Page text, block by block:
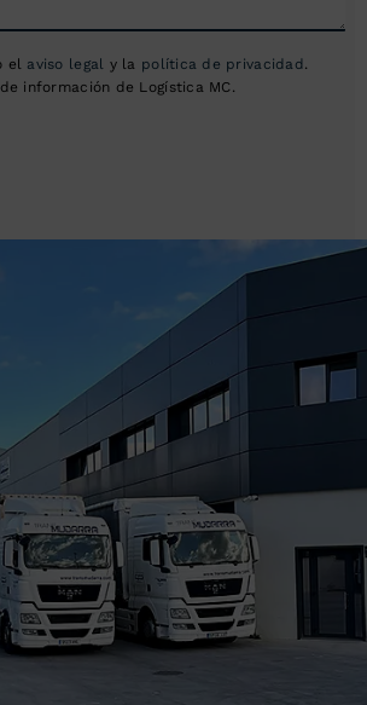
el aviso legal y la política de privacidad.
información de Logística MC.